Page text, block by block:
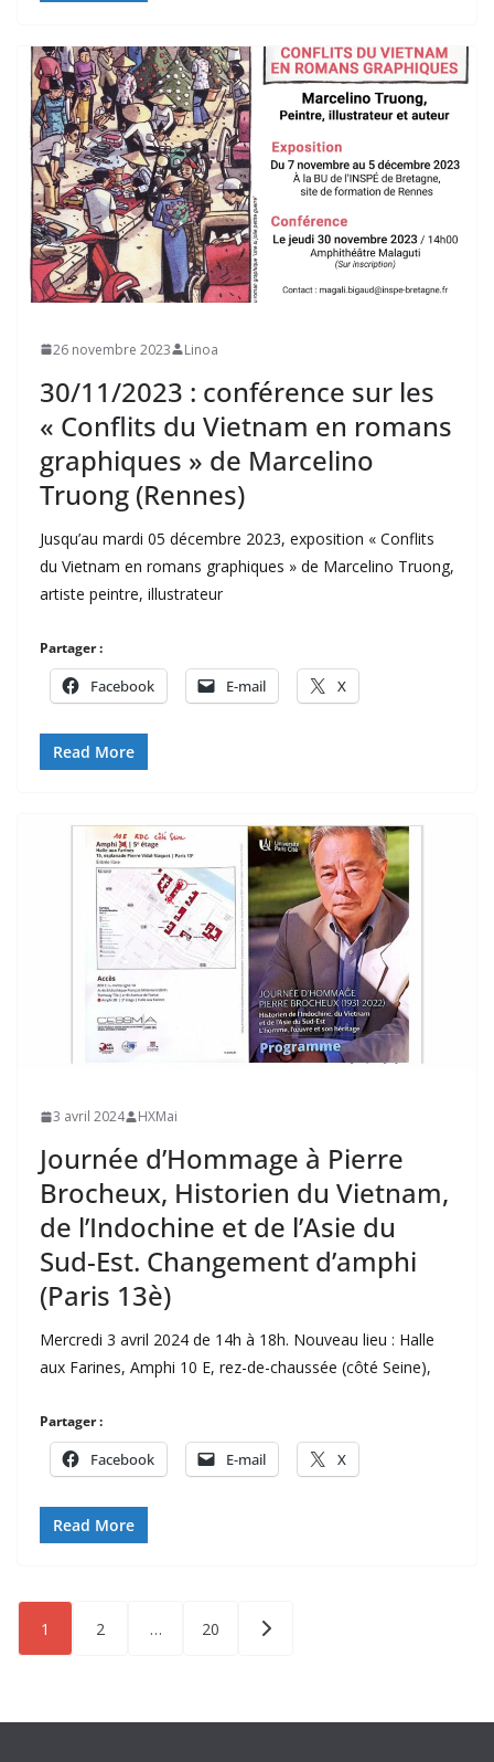
26 novembre 2023 Linoa
30/11/2023 : conférence sur les
« Conflits du Vietnam en romans
graphiques » de Marcelino
Truong (Rennes)
Jusqu’au mardi 05 décembre 2023, exposition « Conflits
du Vietnam en romans graphiques » de Marcelino Truong,
artiste peintre, illustrateur
Partager :
Facebook E-mail X
Read More
3 avril 2024 HXMai
Journée d’Hommage à Pierre
Brocheux, Historien du Vietnam,
de l’Indochine et de l’Asie du
Sud-Est. Changement d’amphi
(Paris 13è)
Mercredi 3 avril 2024 de 14h à 18h. Nouveau lieu : Halle
aux Farines, Amphi 10 E, rez-de-chaussée (côté Seine),
Partager :
Facebook E-mail X
Read More
Pagination
des
publications
1 2 … 20